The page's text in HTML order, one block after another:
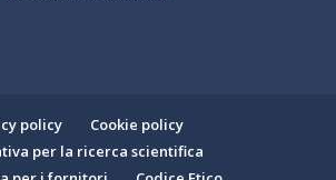
policy
Cookie policy
per la ricerca scientifica